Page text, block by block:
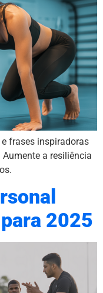
frases inspiradoras
a resiliência
2025